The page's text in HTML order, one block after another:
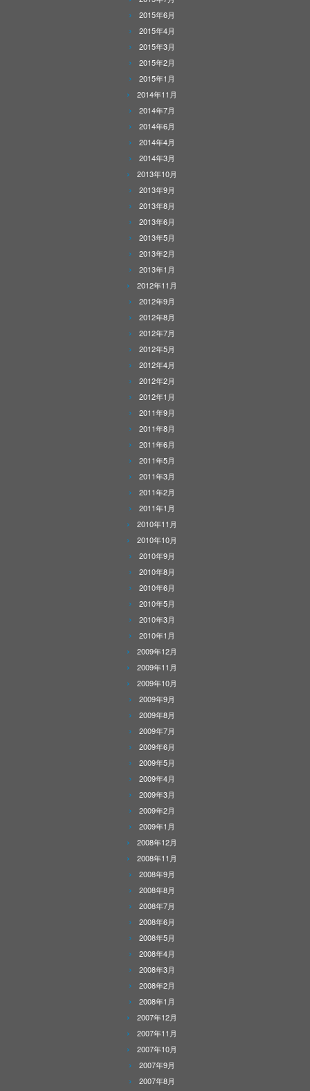
2015年6月
2015年4月
2015年3月
2015年2月
2015年1月
2014年11月
2014年7月
2014年6月
2014年4月
2014年3月
2013年10月
2013年9月
2013年8月
2013年6月
2013年5月
2013年2月
2013年1月
2012年11月
2012年9月
2012年8月
2012年7月
2012年5月
2012年4月
2012年2月
2012年1月
2011年9月
2011年8月
2011年6月
2011年5月
2011年3月
2011年2月
2011年1月
2010年11月
2010年10月
2010年9月
2010年8月
2010年6月
2010年5月
2010年3月
2010年1月
2009年12月
2009年11月
2009年10月
2009年9月
2009年8月
2009年7月
2009年6月
2009年5月
2009年4月
2009年3月
2009年2月
2009年1月
2008年12月
2008年11月
2008年9月
2008年8月
2008年7月
2008年6月
2008年5月
2008年4月
2008年3月
2008年2月
2008年1月
2007年12月
2007年11月
2007年10月
2007年9月
2007年8月